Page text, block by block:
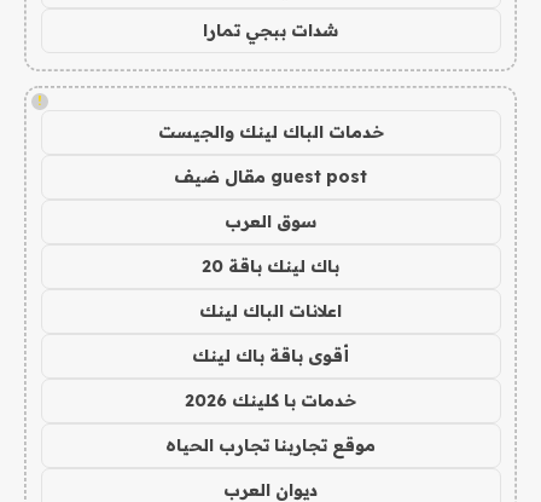
شدات ببجي تمارا
!
خدمات الباك لينك والجيست
guest post مقال ضيف
سوق العرب
باك لينك باقة 20
اعلانات الباك لينك
أقوى باقة باك لينك
خدمات با كلينك 2026
موقع تجاربنا تجارب الحياه
ديوان العرب